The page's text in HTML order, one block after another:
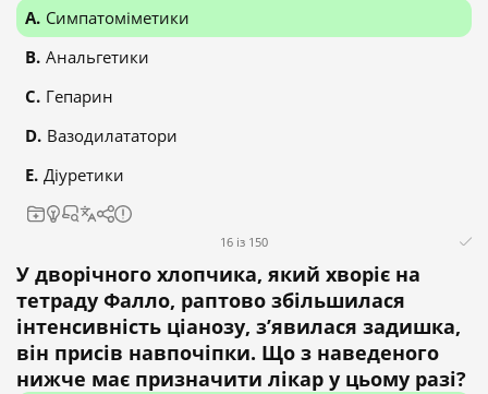
Симпатоміметики
Анальгетики
Гепарин
Вазодилататори
Діуретики
16 із 150
У дворічного хлопчика, який хворіє на
тетраду Фалло, раптово збільшилася
інтенсивність ціанозу, з’явилася задишка,
він присів навпочіпки. Що з наведеного
нижче має призначити лікар у цьому разі?